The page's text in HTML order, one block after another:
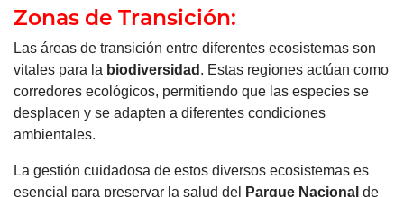
Zonas de Transición:
Las áreas de transición entre diferentes ecosistemas son
vitales para la biodiversidad . Estas regiones actúan como
corredores ecológicos, permitiendo que las especies se
desplacen y se adapten a diferentes condiciones
ambientales.
La gestión cuidadosa de estos diversos ecosistemas es
esencial para preservar la salud del
Parque Nacional de